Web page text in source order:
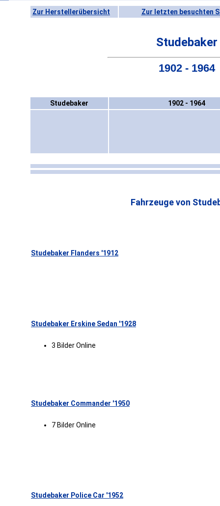
Zur Herstellerübersicht Zur letzten besuchten
Studebaker
1902 - 1964
Studebaker 1902 - 1964
Fahrzeuge von
Studebaker Flanders '1912
Studebaker Erskine Sedan '1928
3 Bilder Online
Studebaker Commander '1950
7 Bilder Online
Studebaker Police Car '1952